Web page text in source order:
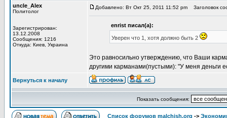
uncle_Alex
Политолог
Зарегистрирован:
13.12.2008
Сообщения: 1216
Откуда: Киев, Украина
Добавлено: Вт Окт 25, 2011 11:52 pm Заголовок
enrist писал(а):
Уверен что 1, хотя должно быть 2
Это равносильно утверждению, что Ваши
другими карманами(пустыми): "У меня деньги
Вернуться к началу
Показать сообщения:
Список форумов malchish.org ->